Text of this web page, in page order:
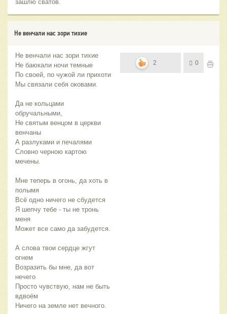
зашлю сватов.
Не венчали нас зори тихие
Не венчали нас зори тихие
Не баюкали ночи темные
По своей, по чужой ли прихоти
Мы связали себя оковами.
Да не кольцами
обручальными,
Не святым венцом в церкви
венчаны
А разлуками и печалями
Словно черною картою
мечены.
Мне теперь в огонь, да хоть в
полымя
Всё одно ничего не сбудется
Я шепчу тебе - ты не тронь
меня
Может все само да забудется.
А слова твои сердце жгут
огнем
Возразить бы мне, да вот
нечего
Просто чувствую, нам не быть
вдвоём
Ничего на земле нет вечного.
2 0